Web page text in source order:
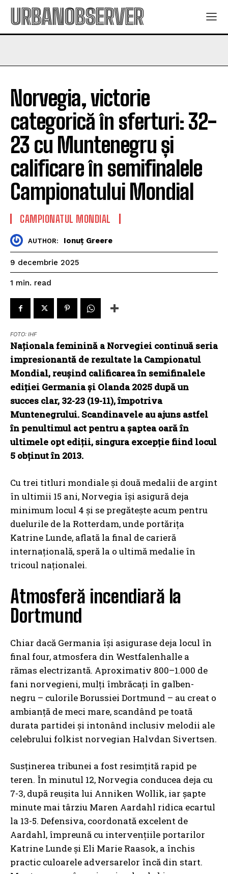
URBANOBSERVER
Norvegia, victorie
categorică în sferturi: 32-
23 cu Muntenegru și
calificare în semifinalele
Campionatului Mondial
CAMPIONATUL MONDIAL
AUTHOR: Ionuț Greere
9 decembrie 2025
1 min. read
FOTO: IHF
Naționala feminină a Norvegiei continuă seria
impresionantă de rezultate la Campionatul
Mondial, reușind calificarea în semifinalele
ediției Germania și Olanda 2025 după un
succes clar, 32-23 (19-11), împotriva
Muntenegrului. Scandinavele au ajuns astfel
în penultimul act pentru a șaptea oară în
ultimele opt ediții, singura excepție fiind locul
5 obținut în 2013.
Cu trei titluri mondiale și două medalii de argint
în ultimii 15 ani, Norvegia își asigură deja
minimum locul 4 și se pregătește acum pentru
duelurile de la Rotterdam, unde portărița
Katrine Lunde, aflată la final de carieră
internațională, speră la o ultimă medalie în
tricoul naționalei.
Atmosferă incendiară la
Dortmund
Chiar dacă Germania își asigurase deja locul în
final four, atmosfera din Westfalenhalle a
rămas electrizantă. Aproximativ 800–1.000 de
fani norvegieni, mulți îmbrăcați în galben-
negru – culorile Borussiei Dortmund – au creat o
ambianță de meci mare, scandând pe toată
durata partidei și intonând inclusiv melodii ale
celebrului folkist norvegian Halvdan Sivertsen.
Susținerea tribunei a fost resimțită rapid pe
teren. În minutul 12, Norvegia conducea deja cu
7-3, după reușita lui Anniken Wollik, iar șapte
minute mai târziu Maren Aardahl ridica ecartul
la 13-5. Defensiva, coordonată excelent de
Aardahl, împreună cu intervențiile portarilor
Katrine Lunde și Eli Marie Raasok, a închis
practic culoarele adversarelor încă din start.